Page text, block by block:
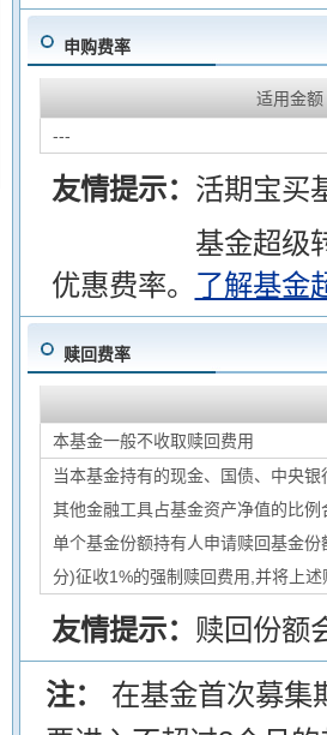
申购费率
适用金额
---
友情提示： 活期宝买
基金超级
优惠费率。 了解基金
赎回费率
本基金一般不收取赎回费用
当本基金持有的现金、国债、中央
其他金融工具占基金资产净值的比
单个基金份额持有人申请赎回基金
分)征收1%的强制赎回费用,并将上
友情提示： 赎回份额
注： 在基金首次募集